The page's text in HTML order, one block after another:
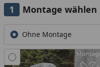
Montage wählen
Ohne Montage